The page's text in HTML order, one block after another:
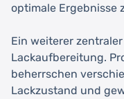
optimale Ergebnisse
Ein weiterer
Lackaufbereitung.
beherrschen
Lackzustand und